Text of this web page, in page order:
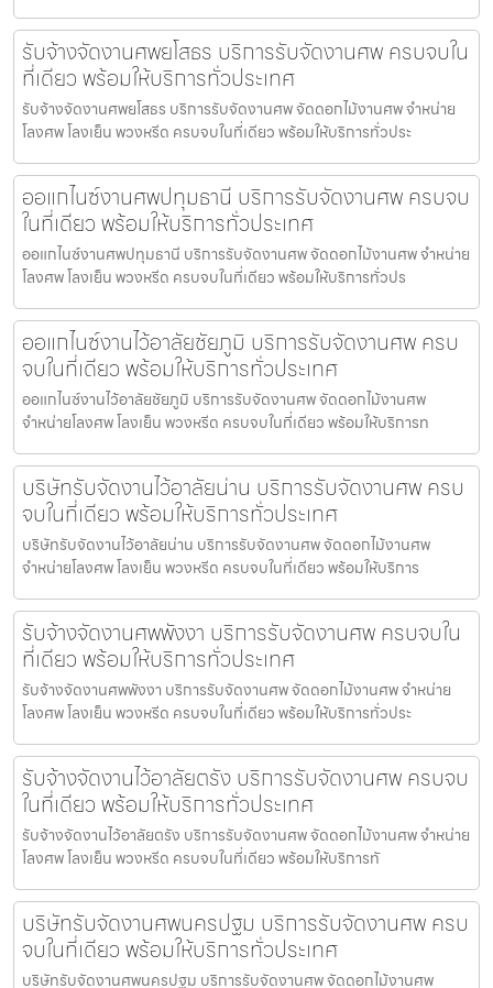
รับจ้างจัดงานศพยโสธร บริการรับจัดงานศพ ครบจบใน
ที่เดียว พร้อมให้บริการทั่วประเทศ
รับจ้างจัดงานศพยโสธร บริการรับจัดงานศพ จัดดอกไม้งานศพ จำหน่าย
โลงศพ โลงเย็น พวงหรีด ครบจบในที่เดียว พร้อมให้บริการทั่วประ
ออแกไนซ์งานศพปทุมธานี บริการรับจัดงานศพ ครบจบ
ในที่เดียว พร้อมให้บริการทั่วประเทศ
ออแกไนซ์งานศพปทุมธานี บริการรับจัดงานศพ จัดดอกไม้งานศพ จำหน่าย
โลงศพ โลงเย็น พวงหรีด ครบจบในที่เดียว พร้อมให้บริการทั่วปร
ออแกไนซ์งานไว้อาลัยชัยภูมิ บริการรับจัดงานศพ ครบ
จบในที่เดียว พร้อมให้บริการทั่วประเทศ
ออแกไนซ์งานไว้อาลัยชัยภูมิ บริการรับจัดงานศพ จัดดอกไม้งานศพ
จำหน่ายโลงศพ โลงเย็น พวงหรีด ครบจบในที่เดียว พร้อมให้บริการท
บริษัทรับจัดงานไว้อาลัยน่าน บริการรับจัดงานศพ ครบ
จบในที่เดียว พร้อมให้บริการทั่วประเทศ
บริษัทรับจัดงานไว้อาลัยน่าน บริการรับจัดงานศพ จัดดอกไม้งานศพ
จำหน่ายโลงศพ โลงเย็น พวงหรีด ครบจบในที่เดียว พร้อมให้บริการ
รับจ้างจัดงานศพพังงา บริการรับจัดงานศพ ครบจบใน
ที่เดียว พร้อมให้บริการทั่วประเทศ
รับจ้างจัดงานศพพังงา บริการรับจัดงานศพ จัดดอกไม้งานศพ จำหน่าย
โลงศพ โลงเย็น พวงหรีด ครบจบในที่เดียว พร้อมให้บริการทั่วประ
รับจ้างจัดงานไว้อาลัยตรัง บริการรับจัดงานศพ ครบจบ
ในที่เดียว พร้อมให้บริการทั่วประเทศ
รับจ้างจัดงานไว้อาลัยตรัง บริการรับจัดงานศพ จัดดอกไม้งานศพ จำหน่าย
โลงศพ โลงเย็น พวงหรีด ครบจบในที่เดียว พร้อมให้บริการทั
บริษัทรับจัดงานศพนครปฐม บริการรับจัดงานศพ ครบ
จบในที่เดียว พร้อมให้บริการทั่วประเทศ
บริษัทรับจัดงานศพนครปฐม บริการรับจัดงานศพ จัดดอกไม้งานศพ